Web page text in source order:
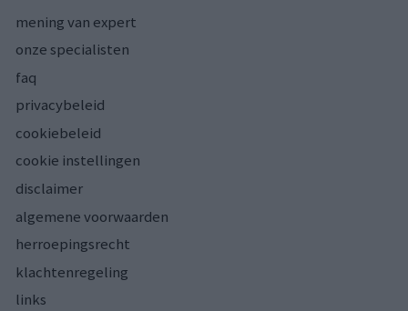
mening van expert
onze specialisten
faq
privacybeleid
cookiebeleid
cookie instellingen
disclaimer
algemene voorwaarden
herroepingsrecht
klachtenregeling
links